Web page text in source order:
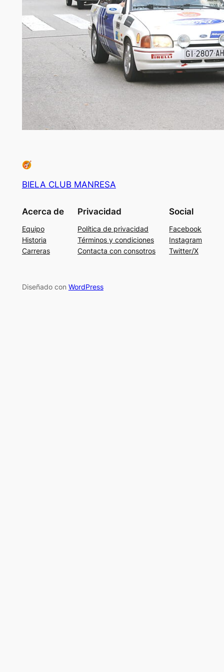
BIELA CLUB MANRESA
Acerca de
Equipo
Historia
Carreras
Privacidad
Política de privacidad
Términos y condiciones
Contacta con consotros
Social
Facebook
Instagram
Twitter/X
Diseñado con WordPress